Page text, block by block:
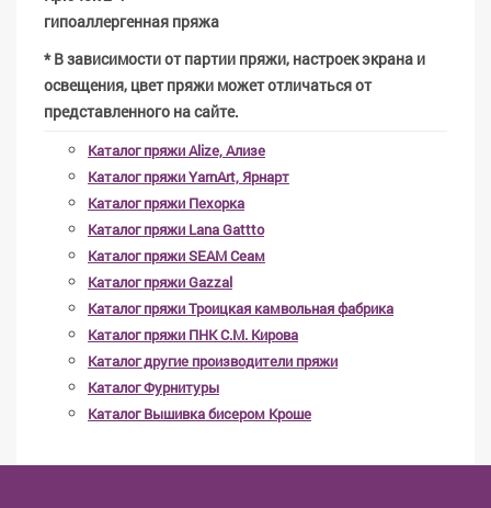
гипоаллергенная пряжа
* В зависимости от партии пряжи, настроек экрана и
освещения, цвет пряжи может отличаться от
представленного на сайте.
Каталог пряжи Alize, Ализе
Каталог пряжи YarnArt, Ярнарт
Каталог пряжи Пехорка
Каталог пряжи Lana Gattto
Каталог пряжи SEAM Сеам
Каталог пряжи Gazzal
Каталог пряжи Троицкая камвольная фабрика
Каталог пряжи ПНК С.М. Кирова
Каталог другие производители пряжи
Каталог Фурнитуры
Каталог Вышивка бисером Кроше